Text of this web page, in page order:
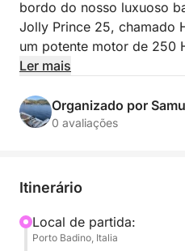
bordo do nosso luxuoso
Jolly Prince 25, chamado
um potente motor de 250
Badino, convidamos você
Palmarola, um verdadeiro
Mar Tirreno.
descoberta.
Com sua estabilidade e
é a embarcação ideal
Ler mais
Organizado por
0 avaliações
Itinerário
Local de partida:
Porto Badino, Italia